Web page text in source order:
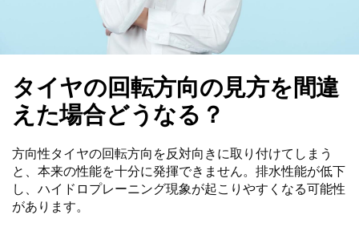
タイヤの回転方向の見方を間違
えた場合どうなる？
方向性タイヤの回転方向を反対向きに取り付けてしまう
と、本来の性能を十分に発揮できません。排水性能が低下
し、ハイドロプレーニング現象が起こりやすくなる可能性
があります。